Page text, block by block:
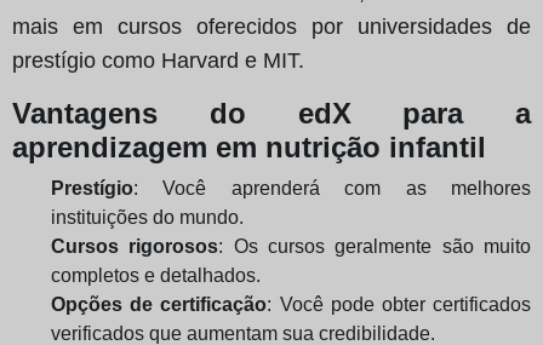
mais em cursos oferecidos por universidades de
prestígio como Harvard e MIT.
Vantagens do edX para a
aprendizagem em nutrição infantil
Prestígio: Você aprenderá com as melhores
instituições do mundo.
Cursos rigorosos: Os cursos geralmente são muito
completos e detalhados.
Opções de certificação: Você pode obter certificados
verificados que aumentam sua credibilidade.